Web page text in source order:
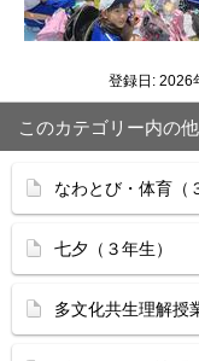
登録日: 2026
このカテゴリー内の
なわとび・体育（
七夕（３年生）
多文化共生理解授